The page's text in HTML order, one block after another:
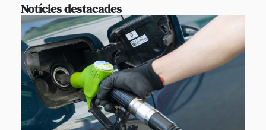
Notícies destacades